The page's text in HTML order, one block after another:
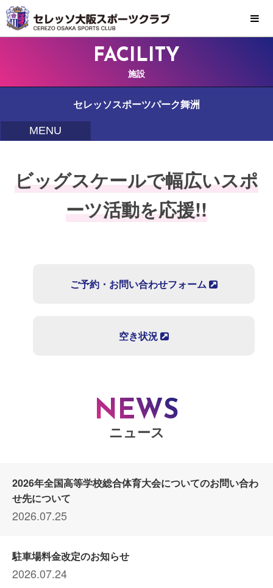
MENU
FACILITY
施設
セレッソスポーツパーク舞洲
MENU
ビッグスケールで幅広いスポ
ーツ活動を応援!!
ご予約・お問い合わせフォーム
空き状況
NEWS
ニュース
2026.07.25
2026年全国高等学校総合体育大会についてのお問い合わ
せ先について
2026.07.24
駐車場料金改定のお知らせ